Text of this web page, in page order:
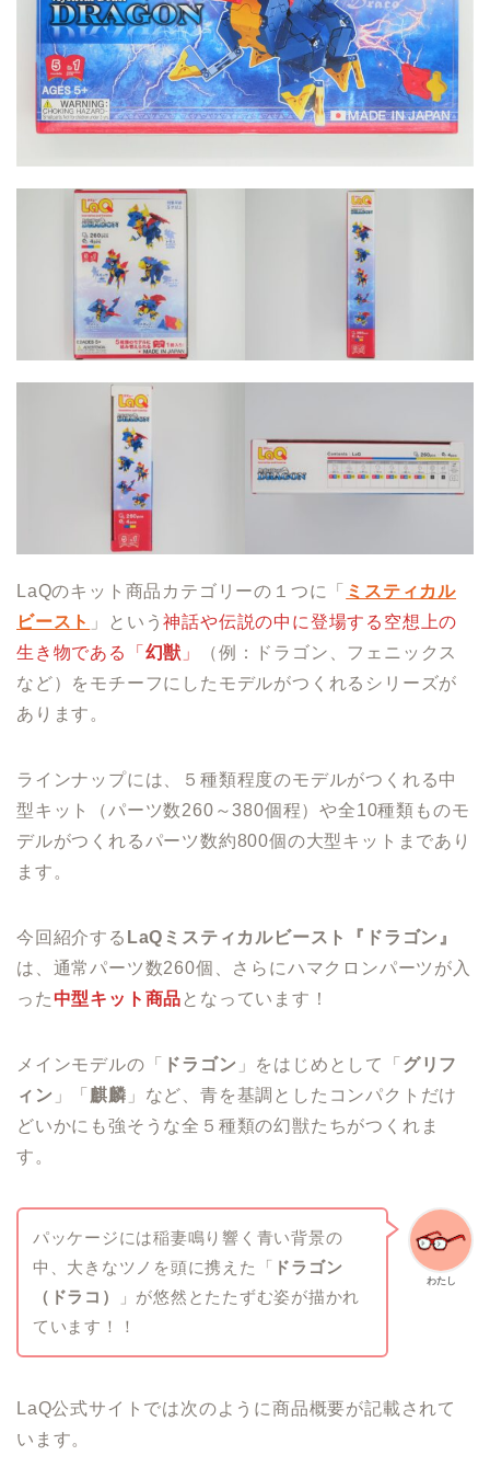
LaQのキット商品カテゴリーの１つに「 ミスティカル
ビースト 」という神話や伝説の中に登場する空想上の
生き物である「 幻獣 」
（例：ドラゴン、フェニックス
など）をモチーフにしたモデルがつくれるシリーズが
あります。
ラインナップには、５種類程度のモデルがつくれる中
型キット（パーツ数260～380個程）や全10種類ものモ
デルがつくれるパーツ数約800個の大型キットまであり
ます。
今回紹介する LaQミスティカルビースト『ドラゴン』
は、通常パーツ数260個、さらにハマクロンパーツが入
った 中型キット商品 となっています！
メインモデルの「 ドラゴン 」をはじめとして「 グリフ
ィン 」「 麒麟 」など、青を基調としたコンパクトだけ
どいかにも強そうな全５種類の幻獣たちがつくれま
す。
わたし
パッケージには稲妻鳴り響く青い背景の
中、大きなツノを頭に携えた「 ドラゴン
（ドラコ）
」が悠然とたたずむ姿が描かれ
ています！！
LaQ公式サイトでは次のように商品概要が記載されて
います。